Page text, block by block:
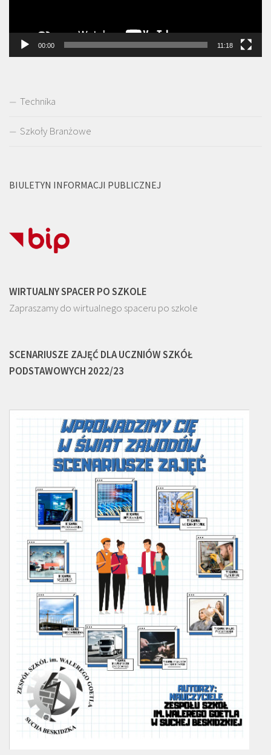
00:00 11:18
Technika
Szkoły Branżowe
BIULETYN INFORMACJI PUBLICZNEJ
WIRTUALNY SPACER PO SZKOLE
Zapraszamy do wirtualnego spaceru po szkole
SCENARIUSZE ZAJĘĆ DLA UCZNIÓW SZKÓŁ
PODSTAWOWYCH 2022/23